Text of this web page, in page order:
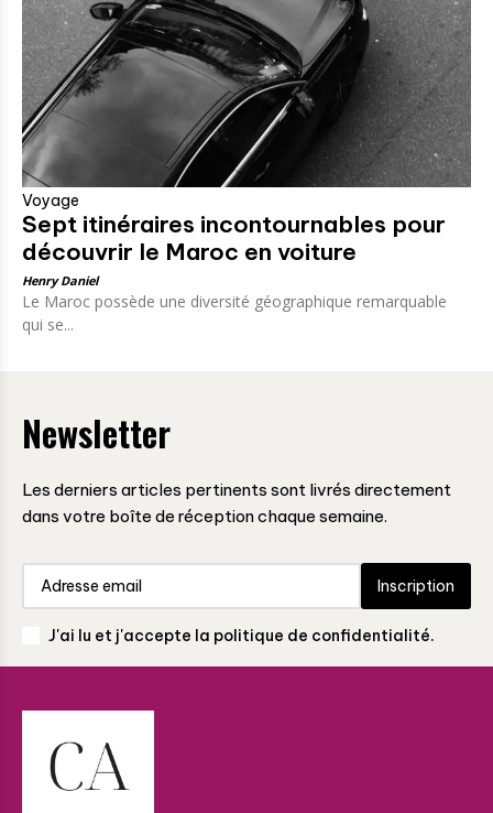
Voyage
Sept itinéraires incontournables pour
découvrir le Maroc en voiture
Henry Daniel
Le Maroc possède une diversité géographique remarquable
qui se...
Newsletter
Les derniers articles pertinents sont livrés directement
dans votre boîte de réception chaque semaine.
Inscription
J'ai lu et j'accepte la politique de confidentialité.